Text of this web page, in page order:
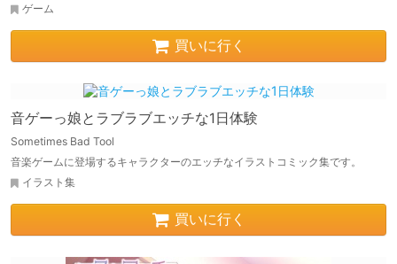
ゲーム
買いに行く
音ゲーっ娘とラブラブエッチな1日体験
Sometimes Bad Tool
音楽ゲームに登場するキャラクターのエッチなイラストコミック集です。
イラスト集
買いに行く